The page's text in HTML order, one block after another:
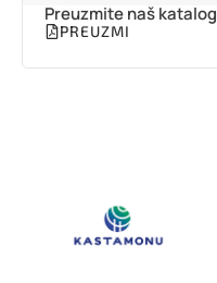
Preuzmite naš katalog
PREUZMI